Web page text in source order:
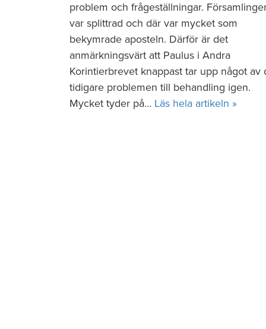
problem och frågeställningar.
var splittrad och där var mycket som
bekymrade aposteln. Därför är det
anmärkningsvärt att Paulus i Andra
Korintierbrevet knappast tar upp något av
tidigare problemen till behandling igen.
Mycket tyder på… Läs hela artikeln »